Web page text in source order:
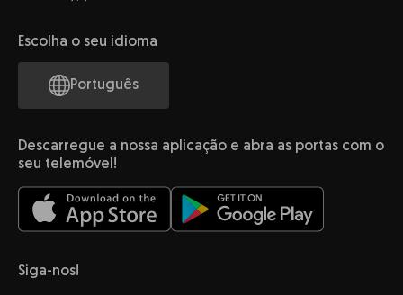
Escolha o seu idioma
Português
Descarregue a nossa aplicação e abra as portas com o
seu telemóvel!
Siga-nos!